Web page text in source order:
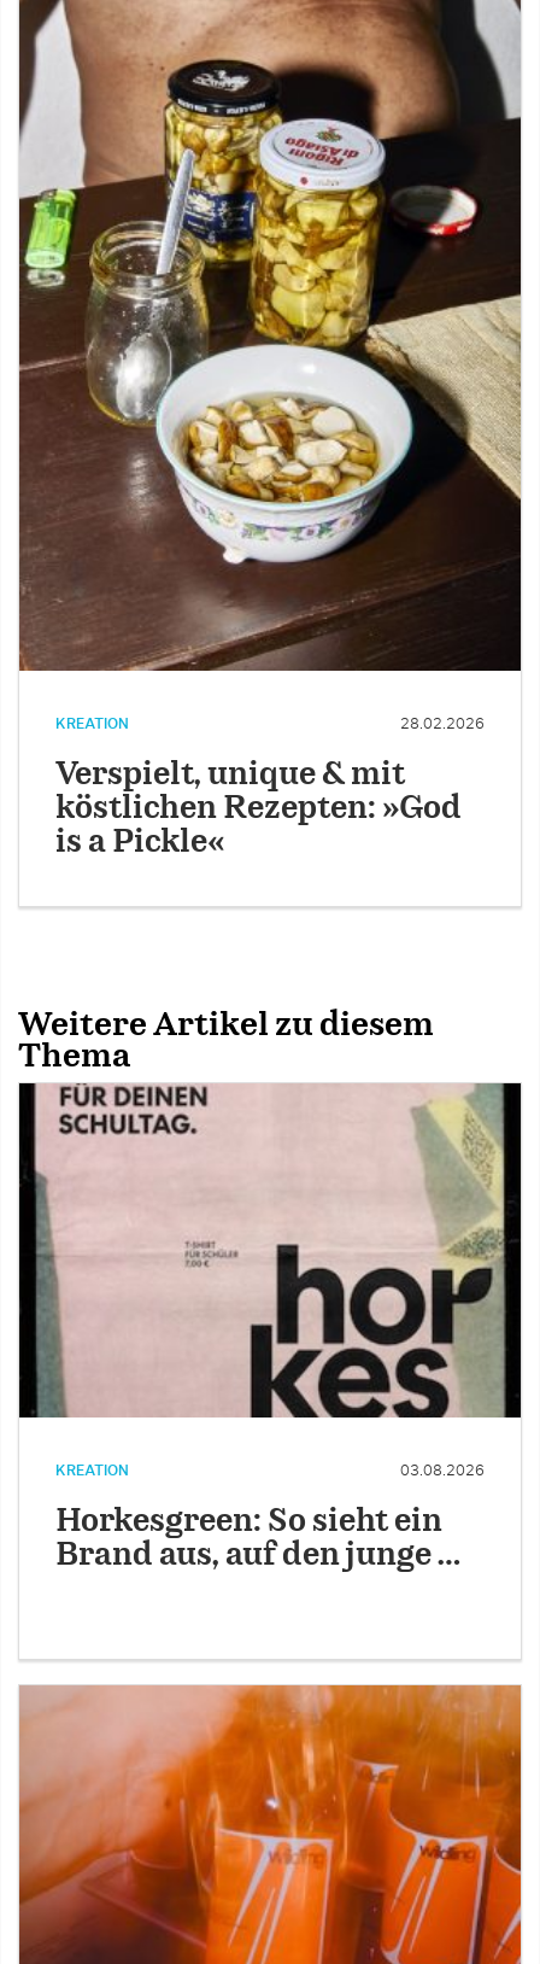
KREATION 28.02.2026
Verspielt, unique & mit
köstlichen Rezepten: »God
is a Pickle«
Weitere Artikel zu diesem
Thema
KREATION 03.08.2026
Horkesgreen: So sieht ein
Brand aus, auf den junge …